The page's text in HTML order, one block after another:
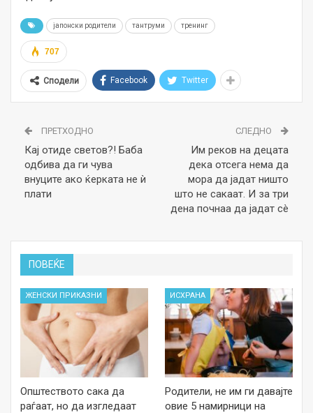
јапонски родители тантруми тренинг
707
Сподели Facebook Twitter
ПРЕТХОДНО
Кај отиде светов?! Баба
одбива да ги чува
внуците ако ќерката не ѝ
плати
СЛЕДНО
Им реков на децата
дека отсега нема да
мора да јадат ништо
што не сакаат. И за три
дена почнаа да јадат сè
ПОВЕЌЕ
ЖЕНСКИ ПРИКАЗНИ
Општеството сака да
раѓаат, но да изгледаат
ИСХРАНА
Родители, не им ги давајте
овие 5 намирници на